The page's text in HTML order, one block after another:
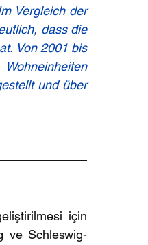
Vergleich der
dass die
Von 2001 bis
und über
için
ve Schleswig-